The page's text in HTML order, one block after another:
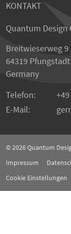
KONTAKT
Quantum Design
Breitwieserweg 9
64319 Pfungstadt
Germany
Telefon:
E-Mail:
© 2026Quantum
Impressum
Cookie Einstellungen